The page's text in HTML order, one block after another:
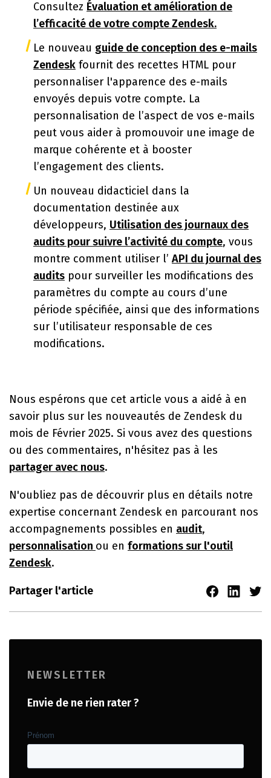
Consultez Évaluation et amélioration de
l’efficacité de votre compte Zendesk.
Le nouveau guide de conception des e-mails
Zendesk fournit des recettes HTML pour
personnaliser l'apparence des e-mails
envoyés depuis votre compte. La
personnalisation de l’aspect de vos e-mails
peut vous aider à promouvoir une image de
marque cohérente et à booster
l’engagement des clients.
Un nouveau didacticiel dans la
documentation destinée aux
développeurs, Utilisation des journaux des
audits pour suivre l’activité du compte, vous
montre comment utiliser l’ API du journal des
audits pour surveiller les modifications des
paramètres du compte au cours d’une
période spécifiée, ainsi que des informations
sur l’utilisateur responsable de ces
modifications.
Nous espérons que cet article vous a aidé à en
savoir plus sur les nouveautés de Zendesk du
mois de Février 2025. Si vous avez des questions
ou des commentaires, n'hésitez pas à les
partager avec nous.
N'oubliez pas de découvrir plus en détails notre
expertise concernant Zendesk en parcourant nos
accompagnements possibles en audit,
personnalisation ou en formations sur l'outil
Zendesk.
Partager l'article
NEWSLETTER
Envie de ne rien rater ?